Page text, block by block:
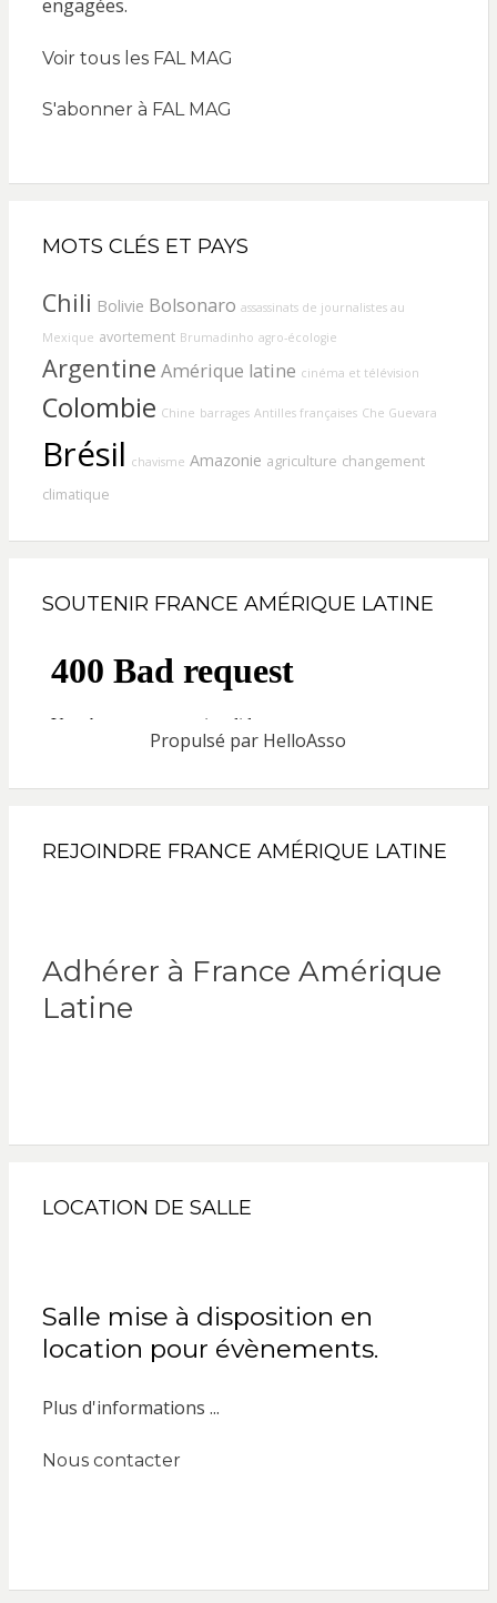
Voir tous les FAL MAG
S'abonner à FAL MAG
MOTS CLÉS ET PAYS
Chili Bolivie Bolsonaro assassinats de journalistes au
Mexique avortement Brumadinho agro-écologie
Argentine Amérique latine cinéma et télévision
Colombie Chine barrages Antilles françaises Che Guevara
Brésil chavisme Amazonie agriculture changement
climatique
SOUTENIR FRANCE AMÉRIQUE LATINE
Propulsé par HelloAsso
REJOINDRE FRANCE AMÉRIQUE LATINE
Adhérer à France Amérique
Latine
LOCATION DE SALLE
Salle mise à disposition en
location pour évènements.
Plus d'informations ...
Nous contacter